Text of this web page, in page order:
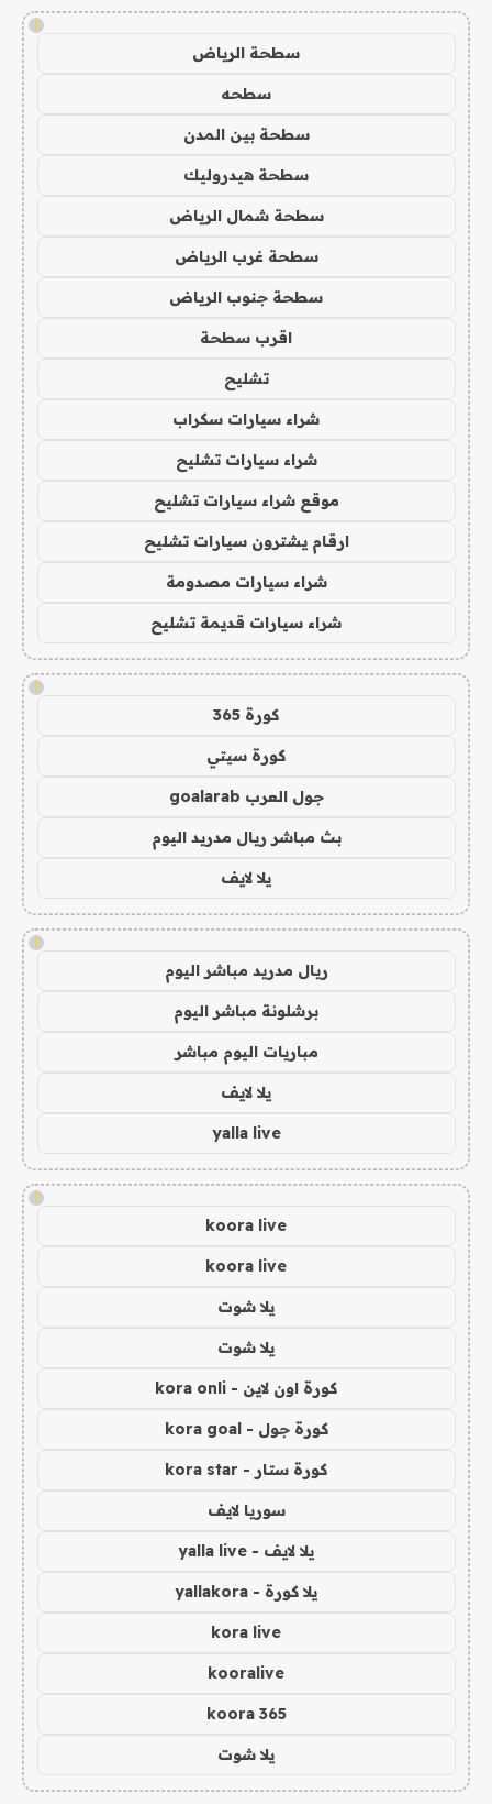
!
سطحة الرياض
سطحه
سطحة بين المدن
سطحة هيدروليك
سطحة شمال الرياض
سطحة غرب الرياض
سطحة جنوب الرياض
اقرب سطحة
تشليح
شراء سيارات سكراب
شراء سيارات تشليح
موقع شراء سيارات تشليح
ارقام يشترون سيارات تشليح
شراء سيارات مصدومة
شراء سيارات قديمة تشليح
!
كورة 365
كورة سيتي
جول العرب goalarab
بث مباشر ريال مدريد اليوم
يلا لايف
!
ريال مدريد مباشر اليوم
برشلونة مباشر اليوم
مباريات اليوم مباشر
يلا لايف
yalla live
!
koora live
koora live
يلا شوت
يلا شوت
كورة اون لاين - kora onli
كورة جول - kora goal
كورة ستار - kora star
سوريا لايف
يلا لايف - yalla live
يلا كورة - yallakora
kora live
kooralive
koora 365
يلا شوت